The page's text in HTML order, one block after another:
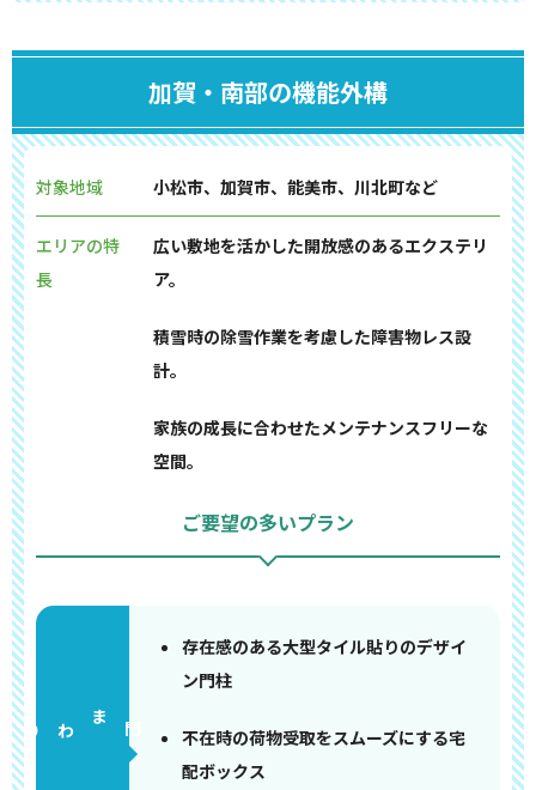
加賀・南部の機能外構
対象地域 小松市、加賀市、能美市、川北町など
エリアの特
長
広い敷地を活かした開放感のあるエクステリ
ア。
積雪時の除雪作業を考慮した障害物レス設
計。
家族の成長に合わせたメンテナンスフリーな
空間。
ご要望の多いプラン
門まわり
存在感のある大型タイル貼りのデザイ
ン門柱
不在時の荷物受取をスムーズにする宅
配ボックス